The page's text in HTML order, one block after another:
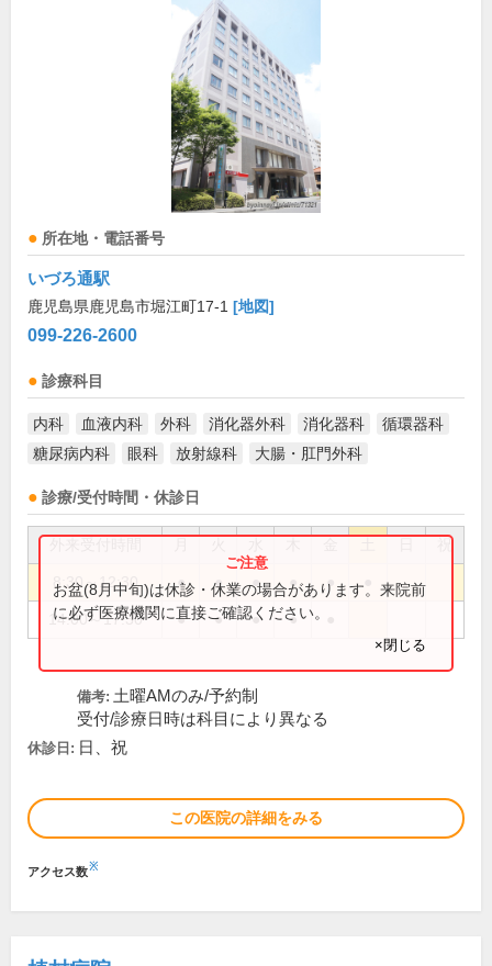
所在地・電話番号
いづろ通駅
鹿児島県鹿児島市堀江町17-1 [地図]
099-226-2600
診療科目
内科 血液内科 外科 消化器外科 消化器科
循環器科
糖尿病内科
眼科 放射線科 大腸・肛門外科
診療/受付時間・休診日
祝
8:30～12:30 ● ● ● ● ●
14:00～17:30 ● ● ● ●
お盆(8月中旬)は休診・休業の場合があります。来院前
に必ず医療機関に直接ご確認ください。
×閉じる
備考: 土曜AMのみ/予約制
受付/診療日時は科目により異なる
休診日: 日、祝
この医院の詳細をみる
アクセス数※